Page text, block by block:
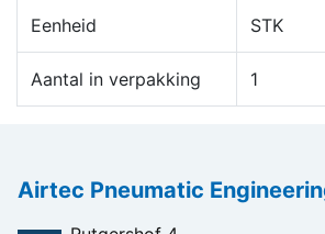
Eenheid STK
Aantal in verpakking 1
Airtec Pneumatic